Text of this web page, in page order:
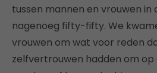
tussen mannen en vrouwen in
nagenoeg fifty-fifty. We
vrouwen om wat voor reden
zelfvertrouwen hadden om